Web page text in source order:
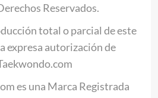
Reservados.
total o parcial de este
expresa autorización de
es una Marca Registrada